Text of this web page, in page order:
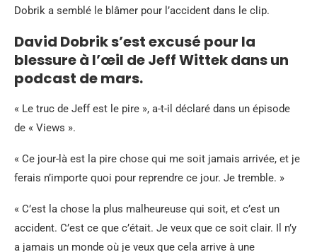
Dobrik a semblé le blâmer pour l’accident dans le clip.
David Dobrik s’est excusé pour la
blessure à l’œil de Jeff Wittek dans un
podcast de mars.
« Le truc de Jeff est le pire », a-t-il déclaré dans un épisode
de « Views ».
« Ce jour-là est la pire chose qui me soit jamais arrivée, et je
ferais n’importe quoi pour reprendre ce jour. Je tremble. »
« C’est la chose la plus malheureuse qui soit, et c’est un
accident. C’est ce que c’était. Je veux que ce soit clair. Il n’y
a jamais un monde où je veux que cela arrive à une